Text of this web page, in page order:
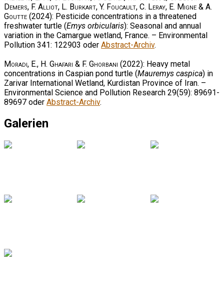
Demers, F. Alliot, L. Burkart, Y. Foucault, C. Leray, E. Migne & A.
Goutte (2024): Pesticide concentrations in a threatened
freshwater turtle (Emys orbicularis): Seasonal and annual
variation in the Camargue wetland, France. – Environmental
Pollution 341: 122903 oder Abstract-Archiv.
Moradi, E., H. Ghafari & F. Ghorbani (2022): Heavy metal
concentrations in Caspian pond turtle (Mauremys caspica) in
Zarivar International Wetland, Kurdistan Province of Iran. –
Environmental Science and Pollution Research 29(59): 89691-
89697 oder Abstract-Archiv.
Galerien